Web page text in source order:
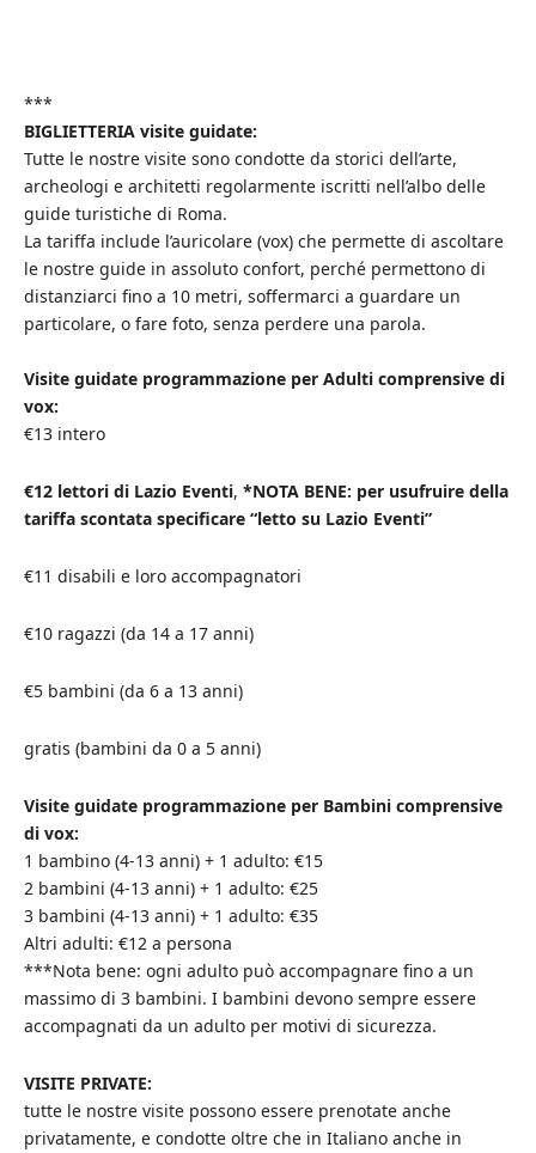
***
BIGLIETTERIA visite guidate:
Tutte le nostre visite sono condotte da storici dell’arte,
archeologi e architetti regolarmente iscritti nell’albo delle
guide turistiche di Roma.
La tariffa include l’auricolare (vox) che permette di ascoltare
le nostre guide in assoluto confort, perché permettono di
distanziarci fino a 10 metri, soffermarci a guardare un
particolare, o fare foto, senza perdere una parola.
Visite guidate programmazione per Adulti comprensive di
vox:
€13 intero
€12 lettori di Lazio Eventi, *NOTA BENE: per usufruire della
tariffa scontata specificare “letto su Lazio Eventi”
€11 disabili e loro accompagnatori
€10 ragazzi (da 14 a 17 anni)
€5 bambini (da 6 a 13 anni)
gratis (bambini da 0 a 5 anni)
Visite guidate programmazione per Bambini comprensive
di vox:
1 bambino (4-13 anni) + 1 adulto: €15
2 bambini (4-13 anni) + 1 adulto: €25
3 bambini (4-13 anni) + 1 adulto: €35
Altri adulti: €12 a persona
***Nota bene: ogni adulto può accompagnare fino a un
massimo di 3 bambini. I bambini devono sempre essere
accompagnati da un adulto per motivi di sicurezza.
VISITE PRIVATE:
tutte le nostre visite possono essere prenotate anche
privatamente, e condotte oltre che in Italiano anche in